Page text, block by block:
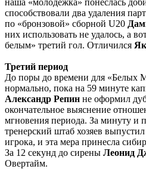
способствовали два удаления
по «бронзовой» сборной U20
них использовать не удалось, а
белым» третий гол. Отличился
Третий период
До поры до времени для «Белых
нормально, пока на 59 минуте
Александр Репин не оформил
окончательное выяснение
мгновения периода. За минуту и
тренерский штаб хозяев
игрока, и эта мера принесла
За 12 секунд до сирены Леонид
Овертайм.